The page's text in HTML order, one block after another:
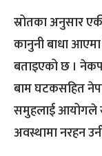
स्रोतका अनुसार
कानुनी बाधा
बताइएको छ ।
बाम घटकसहित
समुहलाई आयोगले
अवस्थामा नरहन